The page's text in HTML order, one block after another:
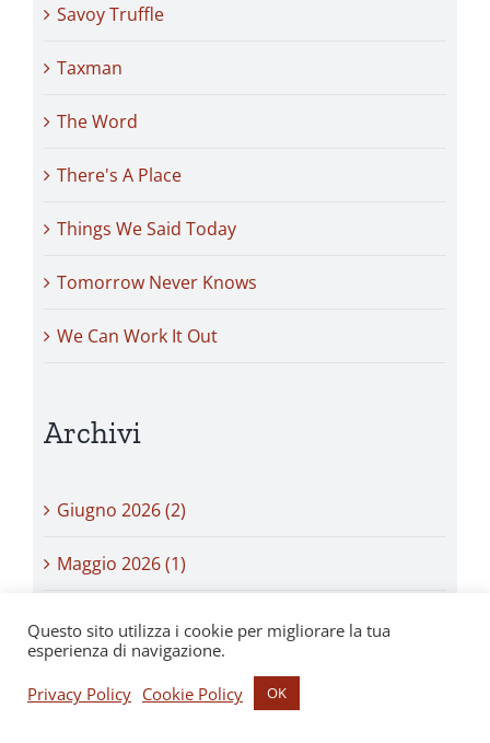
Savoy Truffle
Taxman
The Word
There's A Place
Things We Said Today
Tomorrow Never Knows
We Can Work It Out
Archivi
Giugno 2026 (2)
Maggio 2026 (1)
Questo sito utilizza i cookie per migliorare la tua
esperienza di navigazione.
Privacy Policy Cookie Policy OK